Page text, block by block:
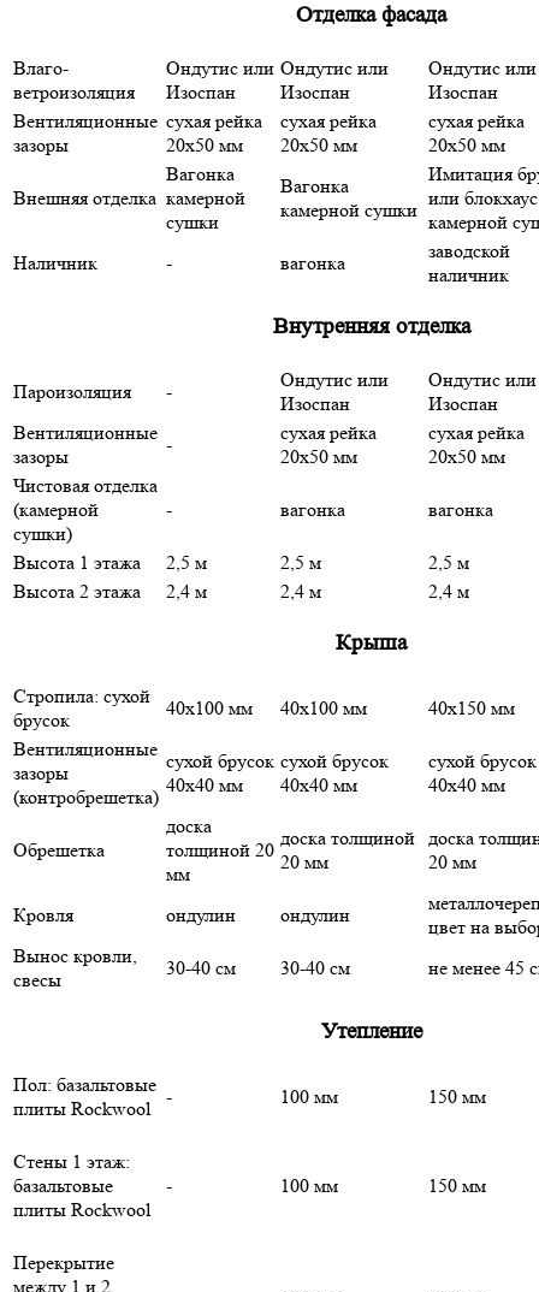
Отделка фасада
Влаго-
ветроизоляция
Ондутис или
Изоспан
Ондутис или
Изоспан
Ондутис или
Изоспан
Вентиляционные
зазоры
сухая рейка
20х50 мм
сухая рейка
20х50 мм
сухая рейка
20х50 мм
Внешняя отделка
Вагонка
камерной
сушки
Вагонка
камерной сушки
Имитация
или блокхаус
камерной
Наличник
- вагонка
заводской
наличник
Внутренняя отделка
Пароизоляция -
Ондутис или
Изоспан
Ондутис или
Изоспан
Вентиляционные
зазоры
-
сухая рейка
20х50 мм
сухая рейка
20х50 мм
Чистовая отделка
(камерной
сушки)
- вагонка вагонка
Высота 1 этажа 2,5 м 2,5 м
2,5 м
Высота 2 этажа
2,4 м 2,4 м 2,4 м
Крыша
Стропила: сухой
брусок
40х100 мм 40х100 мм
40х150 мм
Вентиляционные
зазоры
(контробрешетка)
сухой брусок
40х40 мм
сухой брусок
40х40 мм
сухой брусок
40х40 мм
Обрешетка
доска
толщиной 20
мм
доска толщиной
20 мм
доска
20 мм
Кровля ондулин ондулин
цвет на
Вынос кровли,
свесы
30-40 см 30-40 см не менее 45
Утепление
Пол: базальтовые
плиты Rockwool
- 100 мм 150 мм
Стены 1 этаж:
базальтовые
плиты Rockwool
- 100 мм 150 мм
Перекрытие
между 1 и 2